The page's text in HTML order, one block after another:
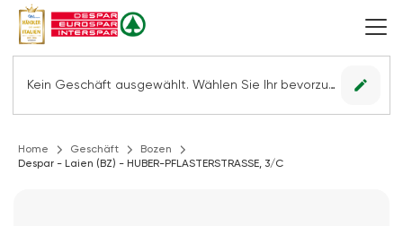
Kein Geschäft ausgewählt. Wählen Sie Ihr bevorzugtes Geschäft, um alle Angebote sehen zu können. edit
Home Geschäft
Bozen
Despar - Laien (BZ) - HUBER-PFLASTERSTRASSE, 3/C